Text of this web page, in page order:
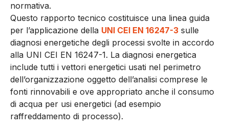
normativa.
Questo rapporto tecnico costituisce una linea guida
per l’applicazione della UNI CEI EN 16247-3 sulle
diagnosi energetiche degli processi svolte in accordo
alla UNI CEI EN 16247-1. La diagnosi energetica
include tutti i vettori energetici usati nel perimetro
dell’organizzazione oggetto dell’analisi comprese le
fonti rinnovabili e ove appropriato anche il consumo
di acqua per usi energetici (ad esempio
raffreddamento di processo).